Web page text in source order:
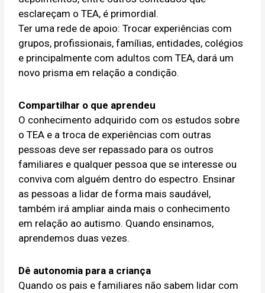
esclareçam o TEA, é primordial.
Ter uma rede de apoio: Trocar experiências com
grupos, profissionais, famílias, entidades, colégios
e principalmente com adultos com TEA, dará um
novo prisma em relação a condição.
Compartilhar o que aprendeu
O conhecimento adquirido com os estudos sobre
o TEA e a troca de experiências com outras
pessoas deve ser repassado para os outros
familiares e qualquer pessoa que se interesse ou
conviva com alguém dentro do espectro. Ensinar
as pessoas a lidar de forma mais saudável,
também irá ampliar ainda mais o conhecimento
em relação ao autismo. Quando ensinamos,
aprendemos duas vezes.
Dê autonomia para a criança
Quando os pais e familiares não sabem lidar com